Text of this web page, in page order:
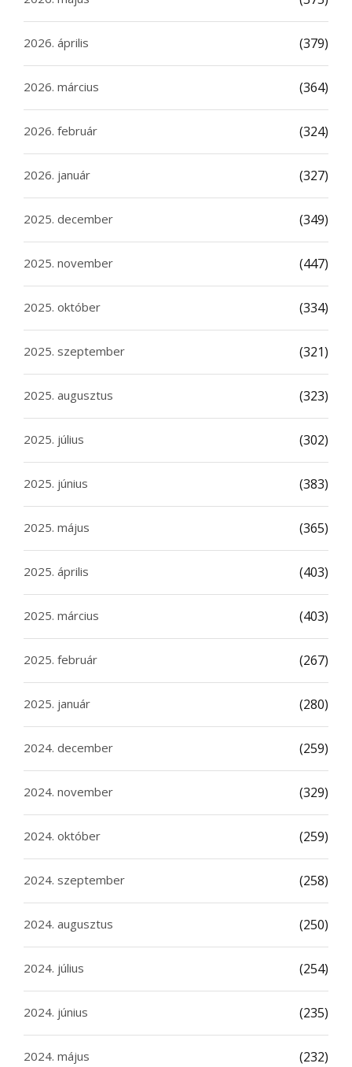
2026. április (379)
2026. március (364)
2026. február (324)
2026. január (327)
2025. december (349)
2025. november (447)
2025. október (334)
2025. szeptember (321)
2025. augusztus (323)
2025. július (302)
2025. június (383)
2025. május (365)
2025. április (403)
2025. március (403)
2025. február (267)
2025. január (280)
2024. december (259)
2024. november (329)
2024. október (259)
2024. szeptember (258)
2024. augusztus (250)
2024. július (254)
2024. június (235)
2024. május (232)